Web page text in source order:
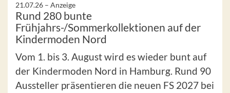
21.07.26 – Anzeige
Rund 280 bunte
Frühjahrs-/Sommerkollektionen auf der
Kindermoden Nord
Vom 1. bis 3. August wird es wieder bunt auf
der Kindermoden Nord in Hamburg. Rund 90
Aussteller präsentieren die neuen FS 2027 bei